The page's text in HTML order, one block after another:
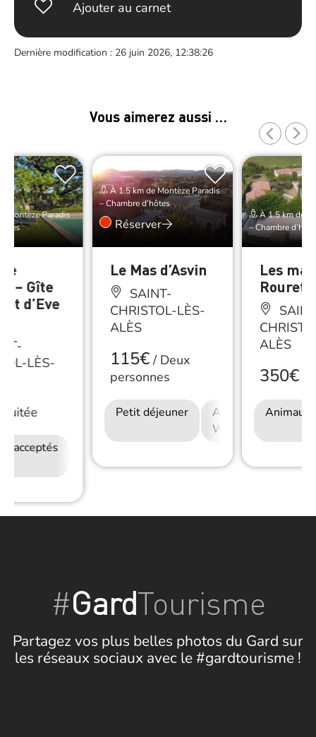
Ajouter au carnet
Dernière modification : 26 juin 2026, 12:38:26
Vous aimerez aussi …
Montèze Paradis
– Gîte
d’Eve
LÈS-
acceptés
Wifi
À 1.5 km de Montèze Paradis
– Chambre d’hôtes
Réserver
Le Mas d’Asvin
SAINT-
CHRISTOL-LÈS-
ALÈS
115€/Deux
personnes
Petit déjeuner
Accès Internet
Wifi
À 1.5 km de
– Chambre
Les
Rouret
ALÈS
350€/
Animaux
#GardTourisme
Partagez vos plus belles photos du Gard sur
les réseaux sociaux avec le #gardtourisme !